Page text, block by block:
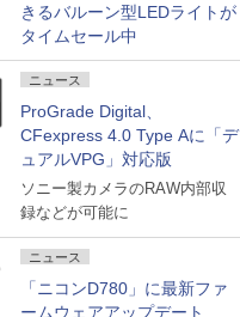
きるバルーン型LEDライトが
タイムセール中
ニュース
ProGrade Digital、
CFexpress 4.0 Type Aに「デ
ュアルVPG」対応版
ソニー製カメラのRAW内部収
録などが可能に
ニュース
「ニコンD780」に最新ファ
ームウェアアップデート